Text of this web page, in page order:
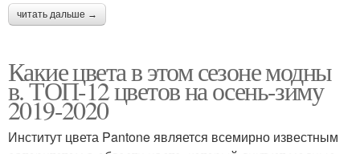
читать дальше →
Какие цвета в этом сезоне модны
в. ТОП-12 цветов на осень-зиму
2019-2020
Институт цвета Pantone является всемирно известным